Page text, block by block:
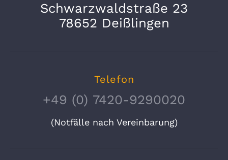
Schwarzwaldstraße 23
78652 Deißlingen
Telefon
+49 (0) 7420-9290020
(Notfälle nach Vereinbarung)